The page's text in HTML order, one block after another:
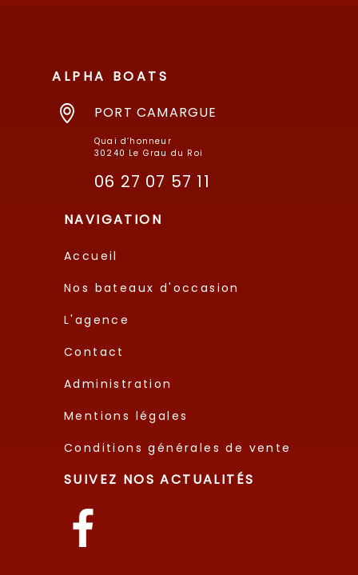
ALPHA BOATS
PORT CAMARGUE
Quai d’honneur
30240 Le Grau du Roi
06 27 07 57 11
NAVIGATION
Accueil
Nos bateaux d'occasion
L'agence
Contact
Administration
Mentions légales
Conditions générales de vente
SUIVEZ NOS ACTUALITÉS